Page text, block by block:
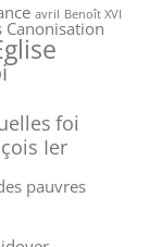
avril Benoît XVI
Canonisation
foi
Ier
pauvres